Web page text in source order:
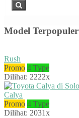
Model Terpopuler
Rush
Promo 4 Type
Dilihat: 2222x
Calya
Promo 4 Type
Dilihat: 2031x